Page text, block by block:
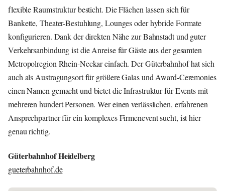
flexible Raumstruktur besticht. Die Flächen lassen sich für
Bankette, Theater-Bestuhlung, Lounges oder hybride Formate
konfigurieren. Dank der direkten Nähe zur Bahnstadt und guter
Verkehrsanbindung ist die Anreise für Gäste aus der gesamten
Metropolregion Rhein-Neckar einfach. Der Güterbahnhof hat sich
auch als Austragungsort für größere Galas und Award-Ceremonies
einen Namen gemacht und bietet die Infrastruktur für Events mit
mehreren hundert Personen. Wer einen verlässlichen, erfahrenen
Ansprechpartner für ein komplexes Firmenevent sucht, ist hier
genau richtig.
Güterbahnhof Heidelberg
gueterbahnhof.de